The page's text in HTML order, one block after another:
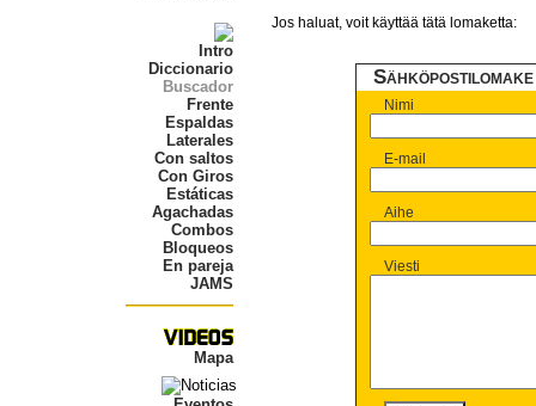
Intro
Diccionario
Buscador
Frente
Espaldas
Laterales
Con saltos
Con Giros
Estáticas
Agachadas
Combos
Bloqueos
En pareja
JAMS
Mapa
Jos haluat, voit käyttää tätä lomaketta:
Sähköpostilomake
Nimi
E-mail
Aihe
Viesti